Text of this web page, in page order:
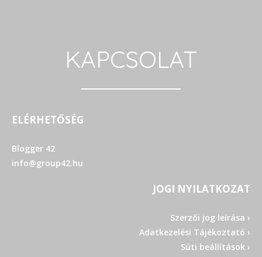
KAPCSOLAT
ELÉRHETŐSÉG
Blogger 42
info@group42.hu
JOGI NYILATKOZAT
Szerzői jog leírása ›
Adatkezelési Tájékoztató ›
Süti beállítások ›